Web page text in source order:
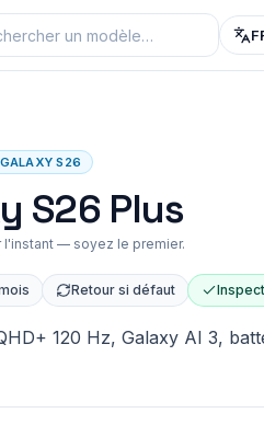
GALAXY S26
S26 Plus
l'instant — soyez le premier.
Retour si défaut
120 Hz, Galaxy AI 3,